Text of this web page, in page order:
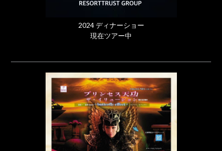
2024 ディナーショー
現在ツアー中